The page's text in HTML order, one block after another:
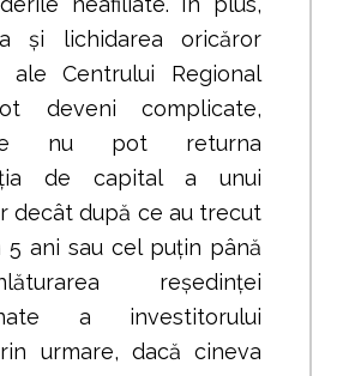
și lichidarea oricăror
ale Centrului Regional
deveni complicate,
nu pot returna
de capital a unui
decât după ce au trecut
5 ani sau cel puțin până
reședinței
a investitorului
urmare, dacă cineva